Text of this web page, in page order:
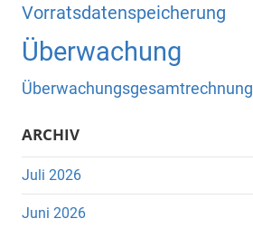
Vorratsdatenspeicherung
Überwachung
Überwachungsgesamtrechnung
ARCHIV
Juli 2026
Juni 2026